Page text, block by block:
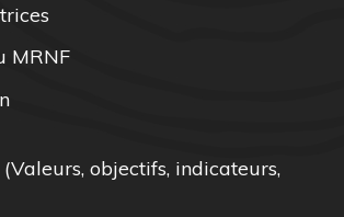
MRNF
(Valeurs, objectifs, indicateurs,